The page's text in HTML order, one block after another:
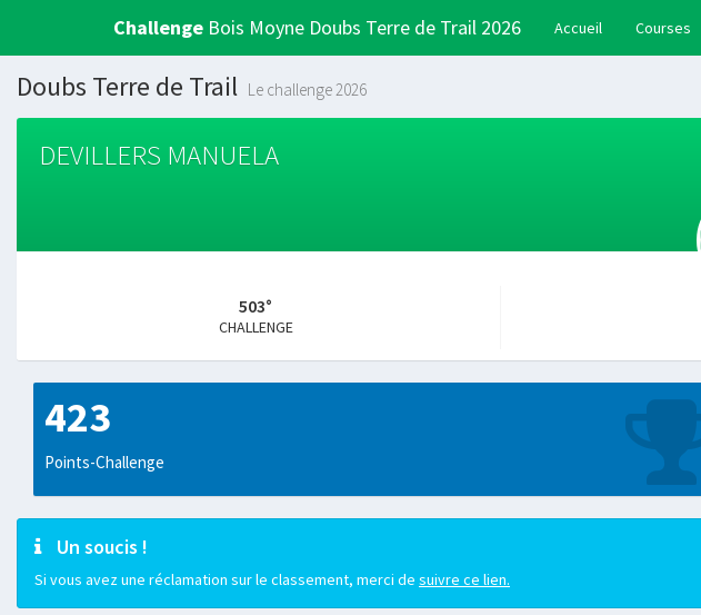
Challenge Bois Moyne Doubs Terre de Trail 2026 Accueil Courses
Doubs Terre de Trail Le challenge 2026
DEVILLERS MANUELA
503°
CHALLENGE
423
Points-Challenge
Un soucis !
Si vous avez une réclamation sur le classement, merci de suivre ce lien.